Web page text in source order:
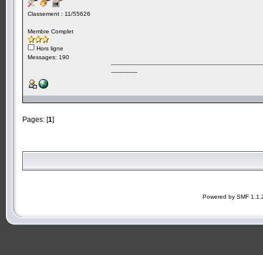
Classement : 11/55626
Membre Complet
Hors ligne
Messages: 190
---------------
Pages: [1]
Powered by SMF